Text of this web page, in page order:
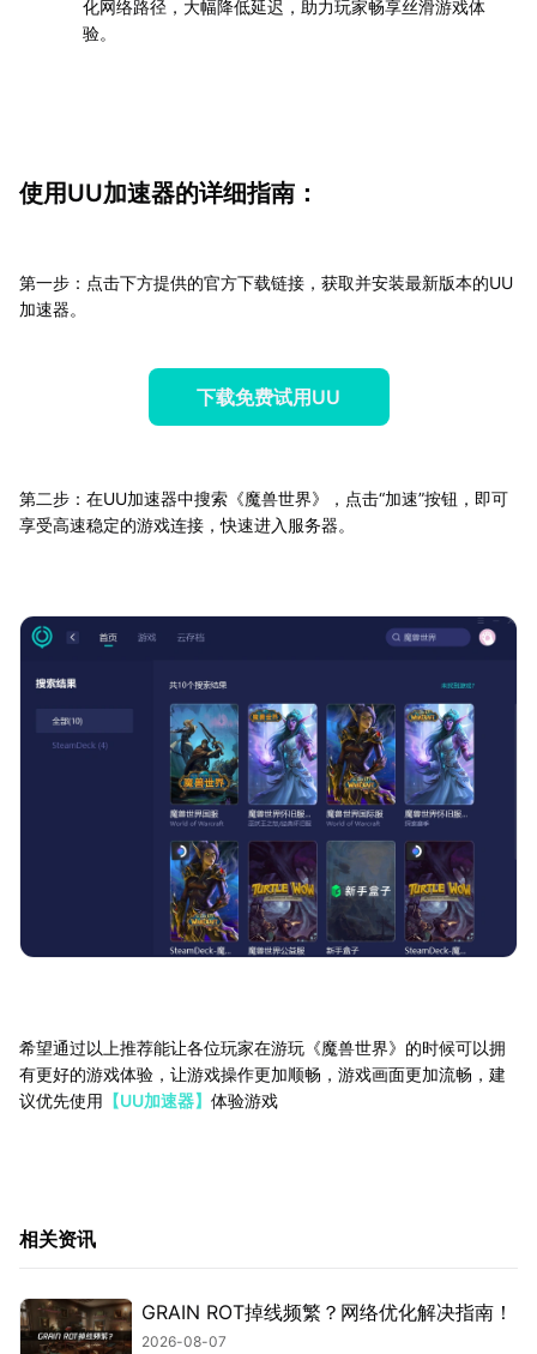
化网络路径，大幅降低延迟，助力玩家畅享丝滑游戏体
验。
使用UU加速器的详细指南：
第一步：点击下方提供的官方下载链接，获取并安装最新版本的UU
加速器。
下载免费试用UU
第二步：在UU加速器中搜索《魔兽世界》，点击“加速”按钮，即可
享受高速稳定的游戏连接，快速进入服务器。
希望通过以上推荐能让各位玩家在游玩《魔兽世界》的时候可以拥
有更好的游戏体验，让游戏操作更加顺畅，游戏画面更加流畅，建
议优先使用 【UU加速器】 体验游戏
相关资讯
GRAIN ROT掉线频繁？网络优化解决指南！
2026-08-07